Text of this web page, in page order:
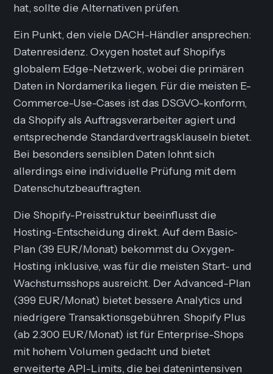
hat, sollte die Alternativen prüfen.
Ein Punkt, den viele DACH-Händler ansprechen:
Datenresidenz. Oxygen hostet auf Shopifys
globalem Edge-Netzwerk, wobei die primären
Daten in Nordamerika liegen. Für die meisten E-
Commerce-Use-Cases ist das DSGVO-konform,
da Shopify als Auftragsverarbeiter agiert und
entsprechende Standardvertragsklauseln bietet.
Bei besonders sensiblen Daten lohnt sich
allerdings eine individuelle Prüfung mit dem
Datenschutzbeauftragten.
Die Shopify-Preisstruktur beeinflusst die
Hosting-Entscheidung direkt. Auf dem Basic-
Plan (39 EUR/Monat) bekommst du Oxygen-
Hosting inklusive, was für die meisten Start- und
Wachstumsshops ausreicht. Der Advanced-Plan
(399 EUR/Monat) bietet bessere Analytics und
niedrigere Transaktionsgebühren. Shopify Plus
(ab 2.300 EUR/Monat) ist für Enterprise-Shops
mit hohem Volumen gedacht und bietet
erweiterte API-Limits, die bei datenintensiven